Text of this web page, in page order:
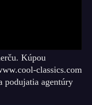
Kúpou
classics.com
podujatia agentúry